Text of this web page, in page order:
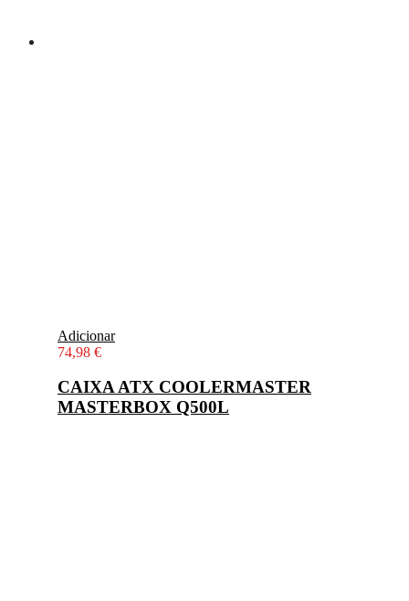
Adicionar
74,98 €
CAIXA ATX COOLERMASTER
MASTERBOX Q500L